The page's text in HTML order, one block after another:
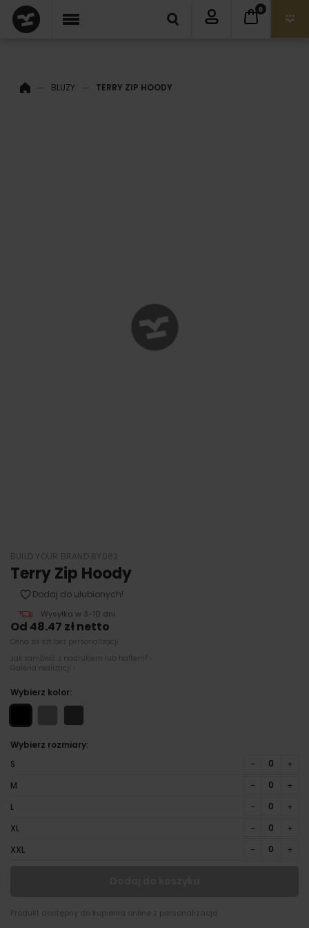
0
BLUZY TERRY ZIP HOODY
BUILD YOUR BRAND BY082
Terry Zip Hoody
Dodaj do ulubionych!
Wysyłka w 3-10 dni
Od 48.47 zł netto
Cena za szt bez personalizacji
Jak zamówić z nadrukiem lub haftem? ›
Galeria realizacji ›
Wybierz kolor:
Wybierz rozmiary:
S
− +
M − +
L − +
XL − +
XXL − +
Produkt dostępny do kupienia online z personalizacją